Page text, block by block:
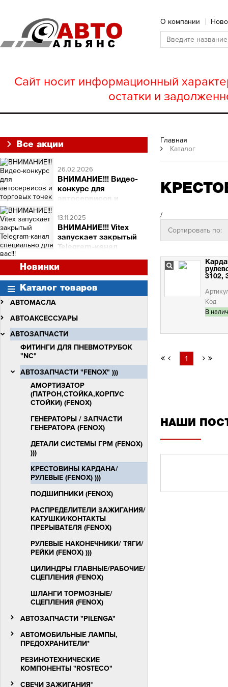
О компании
Сайт носит информационный
остатки и
Все акции
26.02.2026
ВНИМАНИЕ!!! Видео-
конкурс для
автосервисов и
ВНИМАНИЕ!!! Видео-
конкурс для автосервисов
и торговых точек
Сними видео с Vitex -
Quantum Molibden
13.11.2025
ВНИМАНИЕ!!! Vitex
запускает закрытый
Telegram-канал
ВНИМАНИЕ!!!
Telegram-канал
специально для вас!!!
Новинки
Каталог товаров
АВТОМАСЛА
АВТОАКСЕССУАРЫ
АВТОЗАПЧАСТИ
ФИТИНГИ ДЛЯ ПНЕВМОТРУБОК
"NC"
АВТОЗАПЧАСТИ "FENOX" )))
АМОРТИЗАТОР
(ПАТРОН,СТОЙКА,КОРПУС
СТОЙКИ) (FENOX)
ГЕНЕРАТОРЫ / ЗАПЧАСТИ
ГЕНЕРАТОРА (FENOX)
ДЕТАЛИ СИСТЕМЫ ГРМ (FENOX)
)))
КРЕСТОВИНЫ КАРДАНА/
РУЛЕВЫЕ (FENOX) )))
ПОДШИПНИКИ (FENOX)
РАСПРЕДЕЛИТЕЛИ ЗАЖИГАНИЯ/
КАТУШКИ/КОНТАКТЫ
ПРЕРЫВАТЕЛЯ (FENOX)
РУЛЕВЫЕ НАКОНЕЧНИКИ/ ТЯГИ/
РЕЙКИ (FENOX) )))
ЦИЛИНДРЫ ГЛАВНЫЕ/РАБОЧИЕ/
СЦЕПЛЕНИЯ (FENOX)
ШЛАНГИ ТОРМОЗНЫЕ/
СЦЕПЛЕНИЯ (FENOX)
АВТОЗАПЧАСТИ "PILENGA"
АВТОМОБИЛЬНЫЕ ЛАМПЫ,
ПРЕДОХРАНИТЕЛИ*
РЕЗИНОТЕХНИЧЕСКИЕ
КОМПОНЕНТЫ "ROSTECO"
СВЕЧИ ЗАЖИГАНИЯ*
Главная
Каталог
/
Сортировать по:
3102,
Код
В
1
НАШИ